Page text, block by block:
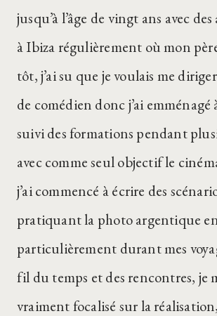
jusqu’à l’âge de vingt ans avec
à Ibiza régulièrement où mon
tôt, j’ai su que je voulais me
de comédien donc j’ai emménagé
suivi des formations pendant
avec comme seul objectif le
j’ai commencé à écrire des
pratiquant la photo argentique
particulièrement durant mes
fil du temps et des rencontres, je
vraiment focalisé sur la